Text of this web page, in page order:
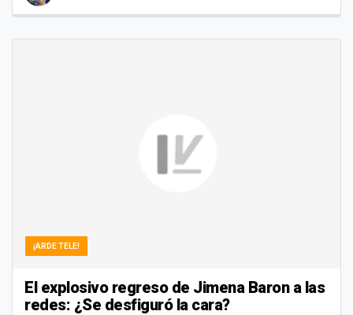
¡ARDE TELE!
El explosivo regreso de Jimena Baron a las
redes: ¿Se desfiguró la cara?